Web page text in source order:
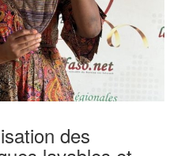
des